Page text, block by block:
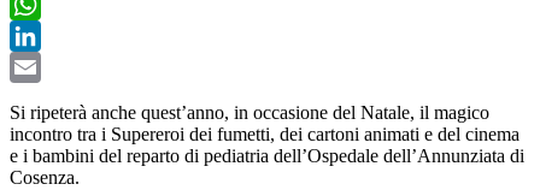
Twitter
WhatsApp
LinkedIn
Si ripeterà anche quest’anno, in occasione del Natale, il magico
incontro tra i Supereroi dei fumetti, dei cartoni animati e del cinema
e i bambini del reparto di pediatria dell’Ospedale dell’Annunziata di
Cosenza.